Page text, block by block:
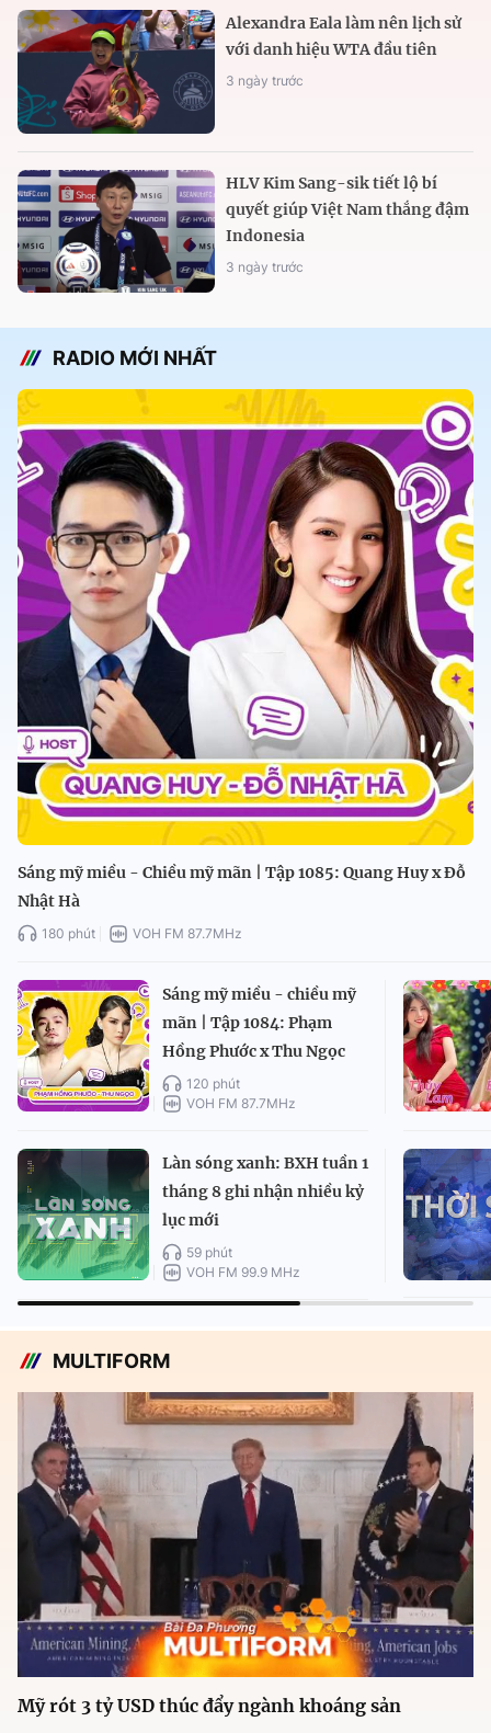
Alexandra Eala làm nên lịch sử
với danh hiệu WTA đầu tiên
3 ngày trước
HLV Kim Sang-sik tiết lộ bí
quyết giúp Việt Nam thắng đậm
Indonesia
3 ngày trước
RADIO MỚI NHẤT
Sáng mỹ miều - Chiều mỹ mãn | Tập 1085: Quang Huy x Đỗ
Nhật Hà
180 phút VOH FM 87.7MHz
Sáng mỹ miều - chiều mỹ
mãn | Tập 1084: Phạm
Hồng Phước x Thu Ngọc
120 phút
VOH FM 87.7MHz
Làn sóng xanh: BXH tuần 1
tháng 8 ghi nhận nhiều kỷ
lục mới
59 phút
VOH FM 99.9 MHz
MULTIFORM
Mỹ rót 3 tỷ USD thúc đẩy ngành khoáng sản